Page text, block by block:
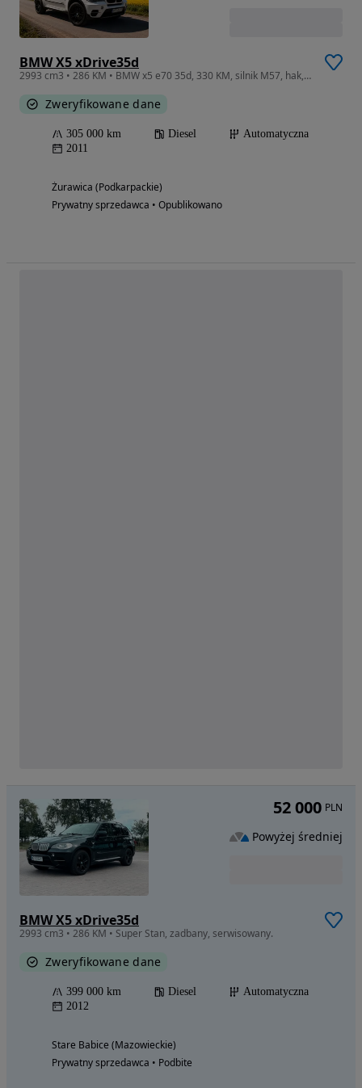
BMW X5 xDrive35d
2993 cm3 • 286 KM • BMW x5 e70 35d, 330 KM, silnik M57, hak, felgi czarne i srebrne.
Zweryfikowane dane
305 000 km Diesel
Automatyczna
2011
Żurawica (Podkarpackie)
Prywatny sprzedawca • Opublikowano
BMW X5 xDrive35d
2993 cm3 • 286 KM • Super Stan, zadbany, serwisowany.
Zweryfikowane dane
399 000 km Diesel
Automatyczna
2012
Stare Babice (Mazowieckie)
Prywatny sprzedawca • Podbite
52 000 PLN
Powyżej średniej